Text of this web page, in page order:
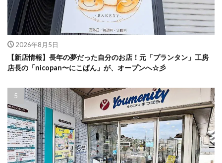
2026年8月5日
【新店情報】長年の夢だった自分のお店！元「プランタン」工房
店長の「nicopan〜にこぱん」が、オープンへ☆彡